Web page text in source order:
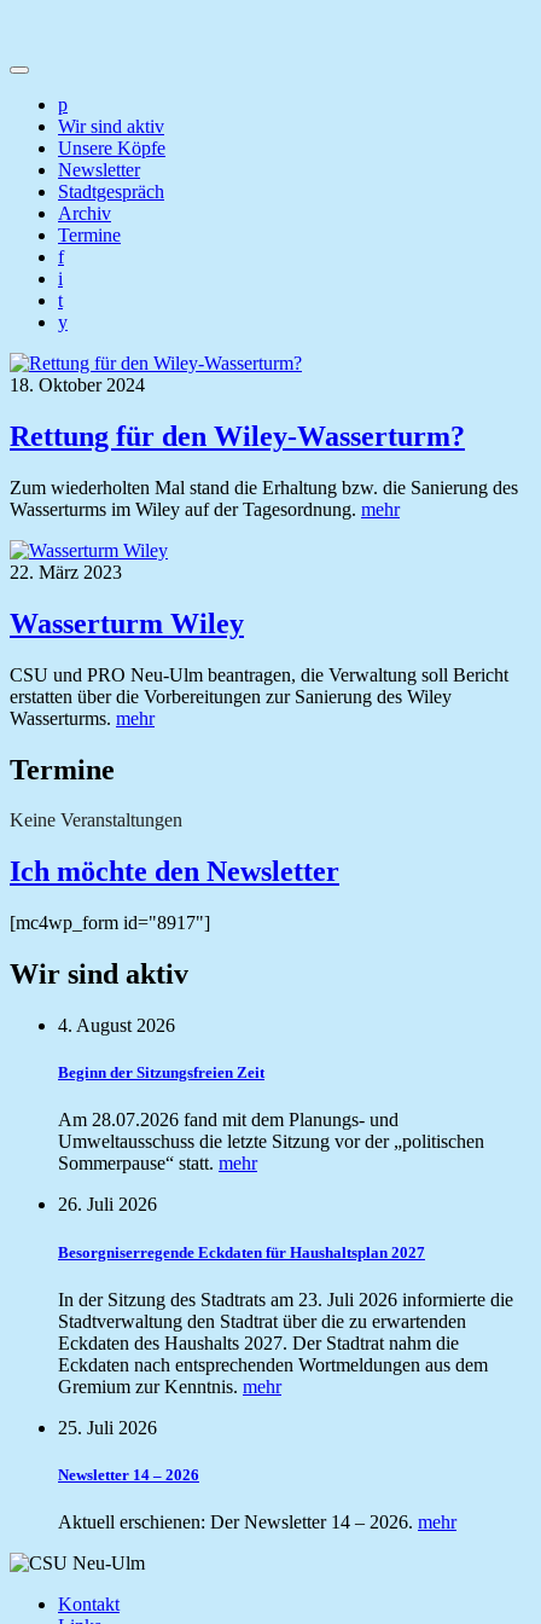
p
Wir sind aktiv
Unsere Köpfe
Newsletter
Stadtgespräch
Archiv
Termine
f
i
t
y
18. Oktober 2024
Rettung für den Wiley-Wasserturm?
Zum wiederholten Mal stand die Erhaltung bzw. die Sanierung des
Wasserturms im Wiley auf der Tagesordnung. mehr
22. März 2023
Wasserturm Wiley
CSU und PRO Neu-Ulm beantragen, die Verwaltung soll Bericht
erstatten über die Vorbereitungen zur Sanierung des Wiley
Wasserturms. mehr
Termine
Keine Veranstaltungen
Ich möchte den Newsletter
[mc4wp_form id="8917"]
Wir sind aktiv
4. August 2026
Beginn der Sitzungsfreien Zeit
Am 28.07.2026 fand mit dem Planungs- und
Umweltausschuss die letzte Sitzung vor der „politischen
Sommerpause“ statt. mehr
26. Juli 2026
Besorgniserregende Eckdaten für Haushaltsplan 2027
In der Sitzung des Stadtrats am 23. Juli 2026 informierte die
Stadtverwaltung den Stadtrat über die zu erwartenden
Eckdaten des Haushalts 2027. Der Stadtrat nahm die
Eckdaten nach entsprechenden Wortmeldungen aus dem
Gremium zur Kenntnis. mehr
25. Juli 2026
Newsletter 14 – 2026
Aktuell erschienen: Der Newsletter 14 – 2026. mehr
Kontakt